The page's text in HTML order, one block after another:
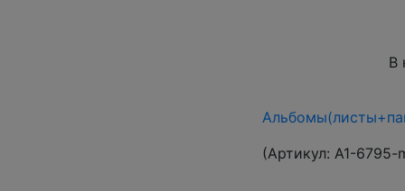
В
(Артикул: A1-6795-